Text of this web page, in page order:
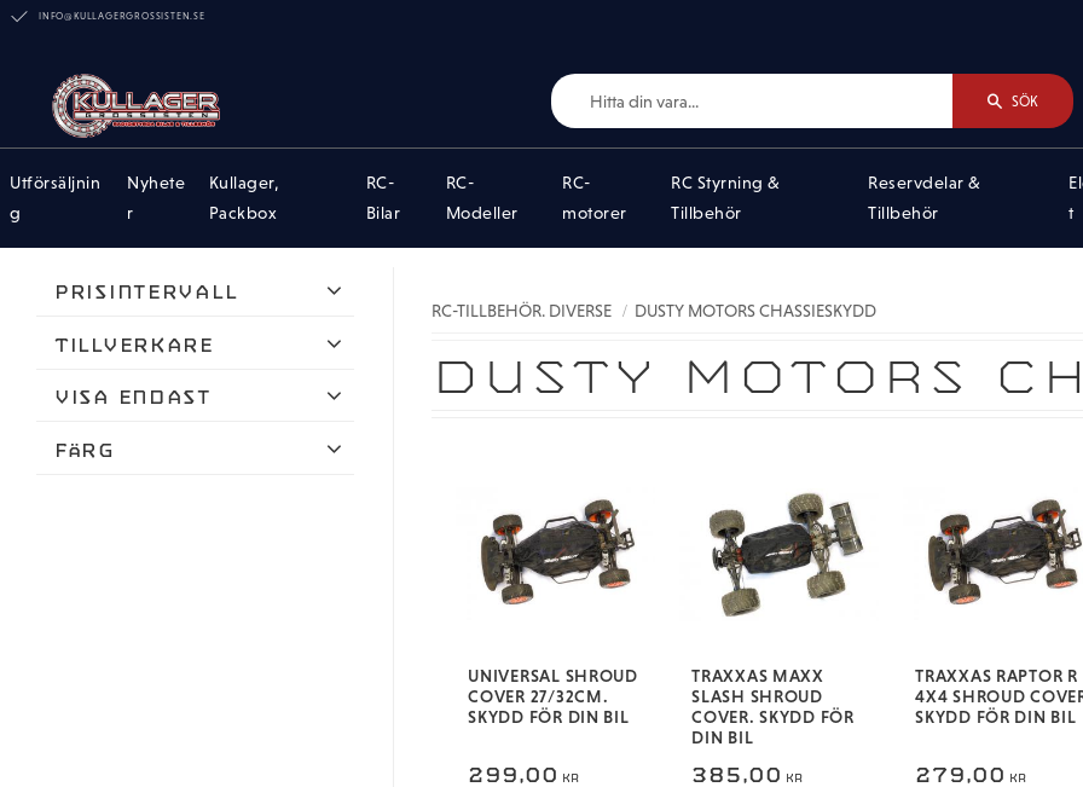
INFO@KULLAGERGROSSISTEN.SE
SÖK
Utförsäljnin
g
Nyhete
r
Kullager,
Packbox
RC-
Bilar
RC-
Modeller
RC-
motorer
RC Styrning &
Tillbehör
Reservdelar &
Tillbehör
t
Prisintervall
Tillverkare
Visa endast
Färg
DUSTY MOTORS
RC-TILLBEHÖR. DIVERSE DUSTY MOTORS CHASSIESKYDD
UNIVERSAL SHROUD
COVER 27/32CM.
SKYDD FÖR DIN BIL
299,00 KR
TRAXXAS MAXX
SLASH SHROUD
COVER. SKYDD FÖR
DIN BIL
385,00 KR
TRAXXAS RAPTOR R
4X4 SHROUD
SKYDD FÖR DIN BIL
279,00 KR